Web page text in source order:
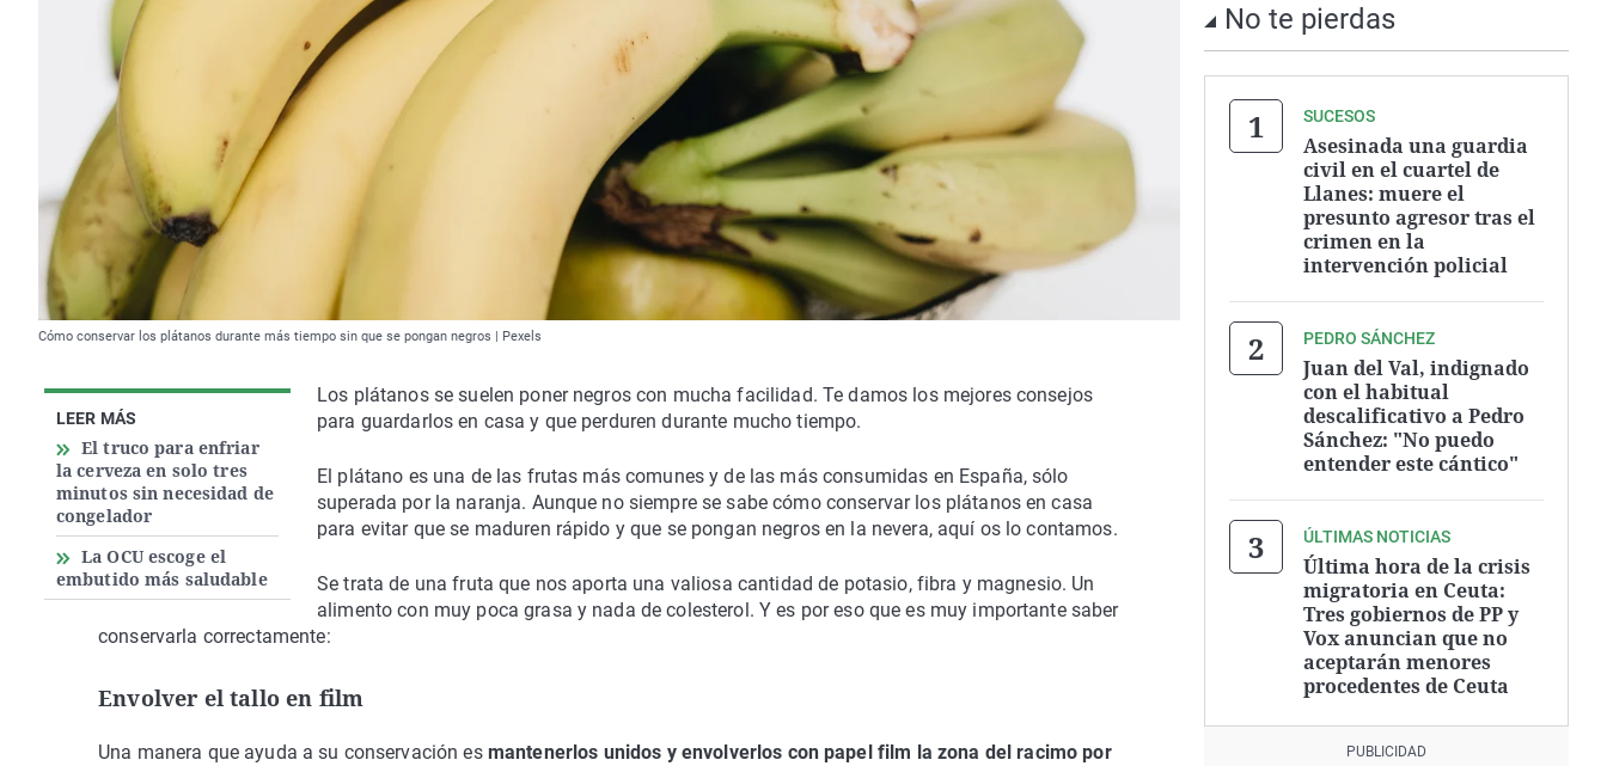
Cómo conservar los plátanos durante más tiempo sin que se pongan negros | Pexels
LEER MÁS
El truco para enfriar
la cerveza en solo tres
minutos sin necesidad de
congelador
La OCU escoge el
embutido más saludable
Los plátanos se suelen poner negros con mucha facilidad. Te damos los mejores consejos
para guardarlos en casa y que perduren durante mucho tiempo.
El plátano es una de las frutas más comunes y de las más consumidas en España, sólo
superada por la naranja. Aunque no siempre se sabe cómo conservar los plátanos en casa
para evitar que se maduren rápido y que se pongan negros en la nevera, aquí os lo contamos.
Se trata de una fruta que nos aporta una valiosa cantidad de potasio, fibra y magnesio. Un
alimento con muy poca grasa y nada de colesterol. Y es por eso que es muy importante saber
conservarla correctamente:
Envolver el tallo en film
Una manera que ayuda a su conservación es mantenerlos unidos y envolverlos con papel film la zona del racimo por
No te pierdas
SUCESOS
Asesinada una guardia
civil en el cuartel de
Llanes: muere el
presunto agresor tras el
crimen en la
intervención policial
PEDRO SÁNCHEZ
Juan del Val, indignado
con el habitual
descalificativo a Pedro
Sánchez: "No puedo
entender este cántico"
ÚLTIMAS NOTICIAS
Última hora de la crisis
migratoria en Ceuta:
Tres gobiernos de PP y
Vox anuncian que no
aceptarán menores
procedentes de Ceuta